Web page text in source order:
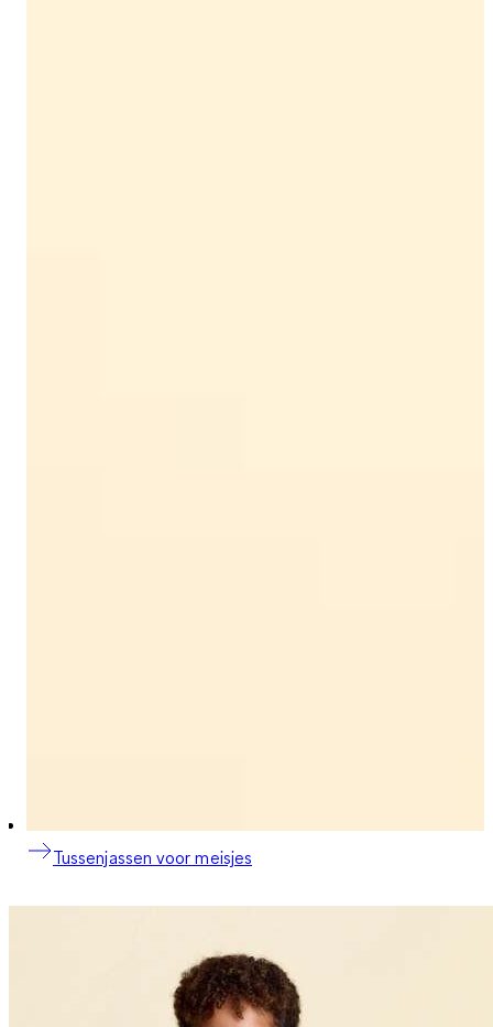
Tussenjassen voor meisjes